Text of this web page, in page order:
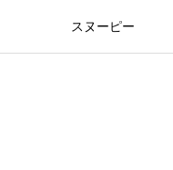
スヌーピー